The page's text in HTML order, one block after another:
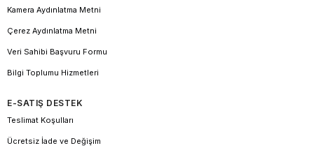
Kamera Aydınlatma Metni
Çerez Aydınlatma Metni
Veri Sahibi Başvuru Formu
Bilgi Toplumu Hizmetleri
E-SATIŞ DESTEK
Teslimat Koşulları
Ücretsiz İade ve Değişim